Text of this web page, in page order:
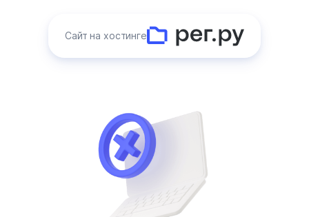
Сайт на хостинге